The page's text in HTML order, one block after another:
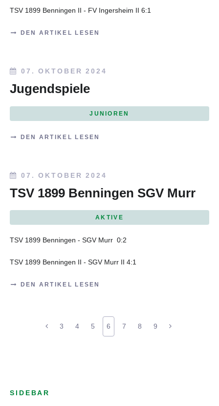
TSV 1899 Benningen II - FV Ingersheim II 6:1
DEN ARTIKEL LESEN
07. OKTOBER 2024
Jugendspiele
JUNIOREN
DEN ARTIKEL LESEN
07. OKTOBER 2024
TSV 1899 Benningen SGV Murr
AKTIVE
TSV 1899 Benningen - SGV Murr 0:2
TSV 1899 Benningen II - SGV Murr II 4:1
DEN ARTIKEL LESEN
3 4 5 6 7 8 9
SIDEBAR